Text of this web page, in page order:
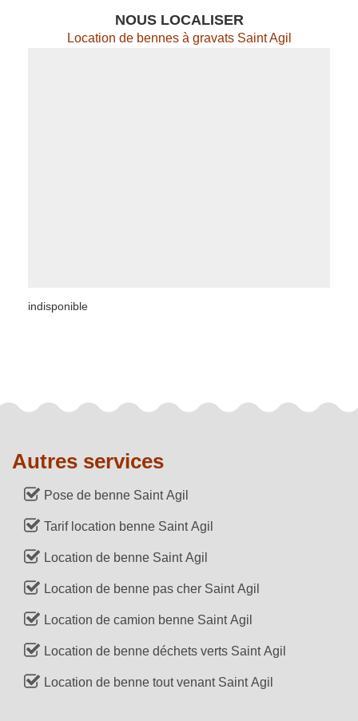
NOUS LOCALISER
Location de bennes à gravats Saint Agil
indisponible
Autres services
Pose de benne Saint Agil
Tarif location benne Saint Agil
Location de benne Saint Agil
Location de benne pas cher Saint Agil
Location de camion benne Saint Agil
Location de benne déchets verts Saint Agil
Location de benne tout venant Saint Agil